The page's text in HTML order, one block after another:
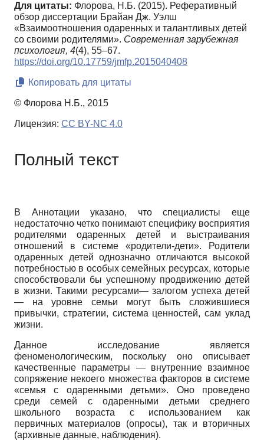
Для цитаты: Флорова, Н.Б. (2015). Реферативный
обзор диссертации Брайан Дж. Уэлш
«Взаимоотношения одаренных и талантливых детей
со своими родителями». Современная зарубежная
психология, 4(4), 55–67.
https://doi.org/10.17759/jmfp.2015040408
Копировать для цитаты
© Флорова Н.Б., 2015
Лицензия: CC BY-NC 4.0
Полный текст
В Аннотации указано, что специалисты еще
недостаточно четко понимают специфику восприятия
родителями одаренных детей и выстраивания
отношений в системе «родители-дети». Родители
одаренных детей однозначно отличаются высокой
потребностью в особых семейных ресурсах, которые
способствовали бы успешному продвижению детей
в жизни. Такими ресурсами— залогом успеха детей
— на уровне семьи могут быть сложившиеся
привычки, стратегии, система ценностей, сам уклад
жизни.
Данное исследование является
феноменологическим, поскольку оно описывает
качественные параметры — внутренние взаимное
сопряжение некоего множества факторов в системе
«семья с одаренными детьми». Оно проведено
среди семей с одаренными детьми среднего
школьного возраста с использованием как
первичных материалов (опросы), так и вторичных
(архивные данные, наблюдения).